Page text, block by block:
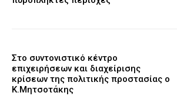
Στο συντονιστικό κέντρο
επιχειρήσεων και διαχείρισης
κρίσεων της πολιτικής προστασίας ο
Κ.Μητσοτάκης